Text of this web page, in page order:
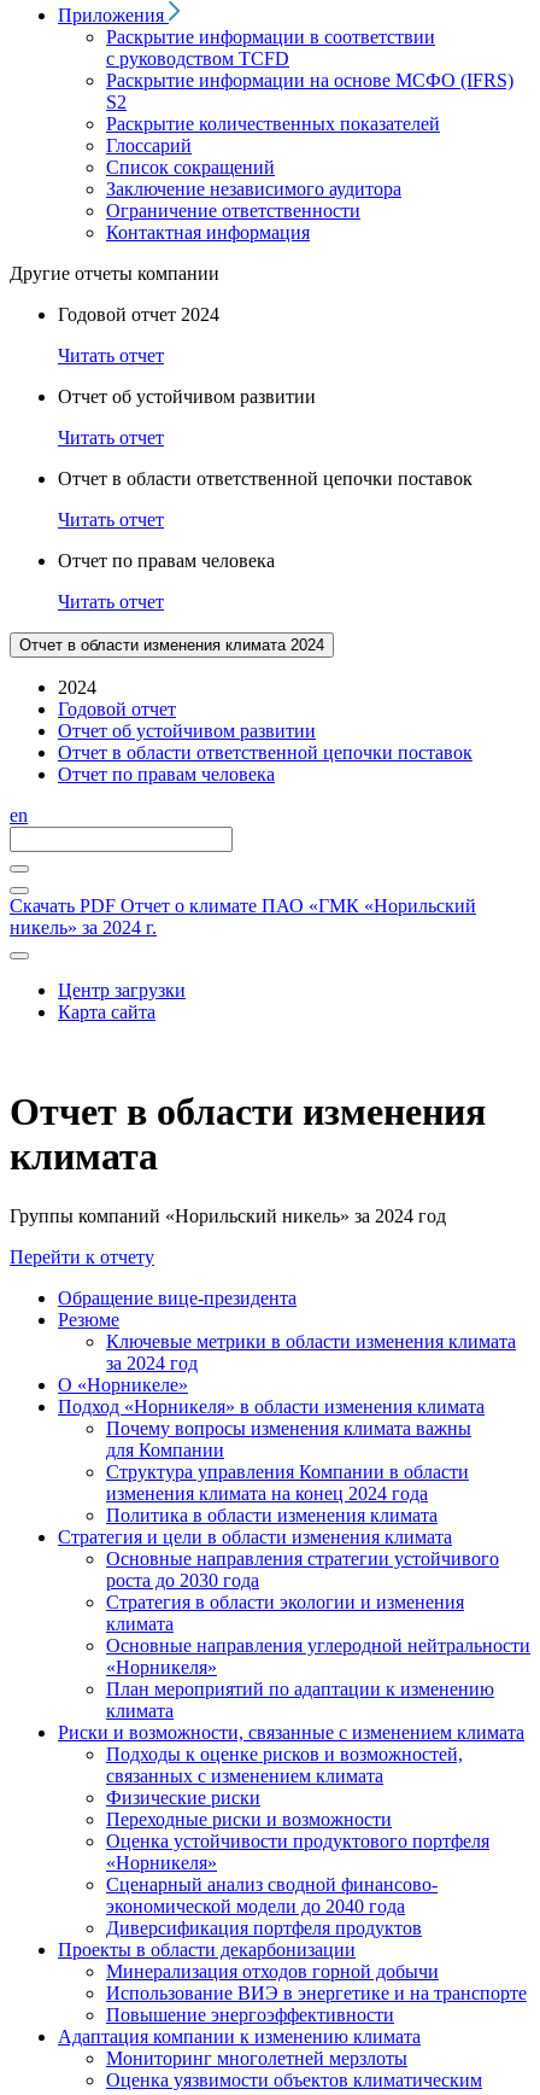
Приложения
Раскрытие информации в соответствии
с руководством TCFD
Раскрытие информации на основе МСФО (IFRS)
S2
Раскрытие количественных показателей
Глоссарий
Список сокращений
Заключение независимого аудитора
Ограничение ответственности
Контактная информация
Другие отчеты компании
Годовой отчет 2024
Читать отчет
Отчет об устойчивом развитии
Читать отчет
Отчет в области ответственной цепочки поставок
Читать отчет
Отчет по правам человека
Читать отчет
Отчет в области изменения климата 2024
2024
Годовой отчет
Отчет об устойчивом развитии
Отчет в области ответственной цепочки поставок
Отчет по правам человека
en
Скачать PDF Отчет о климате ПАО «ГМК «Норильский
никель» за 2024 г.
Центр загрузки
Карта сайта
Отчет в области изменения
климата
Группы компаний «Норильский никель» за 2024 год
Перейти к отчету
Обращение вице-президента
Резюме
Ключевые метрики в области изменения климата
за 2024 год
О «Норникеле»
Подход «Норникеля» в области изменения климата
Почему вопросы изменения климата важны
для Компании
Структура управления Компании в области
изменения климата на конец 2024 года
Политика в области изменения климата
Стратегия и цели в области изменения климата
Основные направления стратегии устойчивого
роста до 2030 года
Стратегия в области экологии и изменения
климата
Основные направления углеродной нейтральности
«Норникеля»
План мероприятий по адаптации к изменению
климата
Риски и возможности, связанные с изменением климата
Подходы к оценке рисков и возможностей,
связанных с изменением климата
Физические риски
Переходные риски и возможности
Оценка устойчивости продуктового портфеля
«Норникеля»
Сценарный анализ сводной финансово-
экономической модели до 2040 года
Диверсификация портфеля продуктов
Проекты в области декарбонизации
Минерализация отходов горной добычи
Использование ВИЭ в энергетике и на транспорте
Повышение энергоэффективности
Адаптация компании к изменению климата
Мониторинг многолетней мерзлоты
Оценка уязвимости объектов климатическим